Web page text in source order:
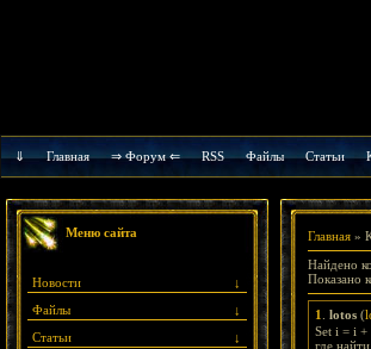
⇓ Главная ⇒ Форум ⇐ RSS Файлы Cтатьи
Меню сайта
↓
Новости
↓
Файлы
↓
Статьи
Главная »
Найдено
Показано
1 lotos (
Set i = i +
где найти